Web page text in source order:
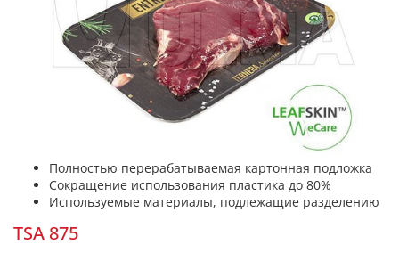
Полностью перерабатываемая картонная подложка
Сокращение использования пластика до 80%
Используемые материалы, подлежащие разделению
TSA 875